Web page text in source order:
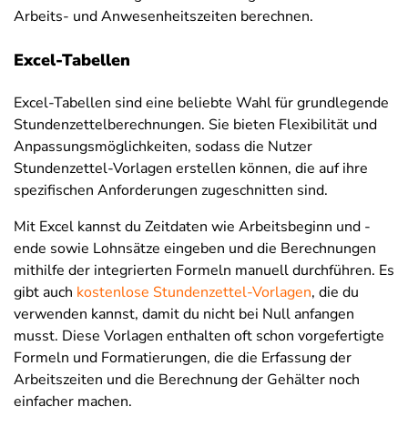
Arbeits- und Anwesenheitszeiten berechnen.
Excel-Tabellen
Excel-Tabellen sind eine beliebte Wahl für grundlegende
Stundenzettelberechnungen. Sie bieten Flexibilität und
Anpassungsmöglichkeiten, sodass die Nutzer
Stundenzettel-Vorlagen erstellen können, die auf ihre
spezifischen Anforderungen zugeschnitten sind.
Mit Excel kannst du Zeitdaten wie Arbeitsbeginn und -
ende sowie Lohnsätze eingeben und die Berechnungen
mithilfe der integrierten Formeln manuell durchführen. Es
gibt auch kostenlose Stundenzettel-Vorlagen, die du
verwenden kannst, damit du nicht bei Null anfangen
musst. Diese Vorlagen enthalten oft schon vorgefertigte
Formeln und Formatierungen, die die Erfassung der
Arbeitszeiten und die Berechnung der Gehälter noch
einfacher machen.